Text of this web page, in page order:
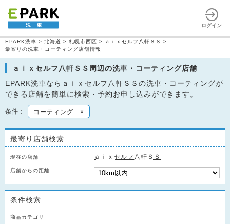
ログイン
EPARK洗車 > 北海道 > 札幌市西区 > ａｉｘセルフ八軒ＳＳ
>
最寄りの洗車・コーティング店舗情報
ａｉｘセルフ八軒ＳＳ周辺の洗車・コーティング店舗
EPARK洗車ならａｉｘセルフ八軒ＳＳの洗車・コーティングが
できる店舗を簡単に検索・予約お申し込みができます。
条件： コーティング ×
最寄り店舗検索
現在の店舗 ａｉｘセルフ八軒ＳＳ
店舗からの距離
条件検索
商品カテゴリ